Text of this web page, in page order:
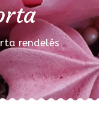
rendelés